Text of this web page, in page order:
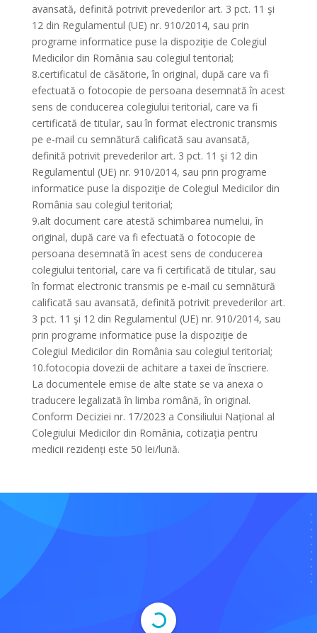
avansată, definită potrivit prevederilor art. 3 pct. 11 şi
12 din Regulamentul (UE) nr. 910/2014, sau prin
programe informatice puse la dispoziţie de Colegiul
Medicilor din România sau colegiul teritorial;
8.certificatul de căsătorie, în original, după care va fi
efectuată o fotocopie de persoana desemnată în acest
sens de conducerea colegiului teritorial, care va fi
certificată de titular, sau în format electronic transmis
pe e-mail cu semnătură calificată sau avansată,
definită potrivit prevederilor art. 3 pct. 11 şi 12 din
Regulamentul (UE) nr. 910/2014, sau prin programe
informatice puse la dispoziţie de Colegiul Medicilor din
România sau colegiul teritorial;
9.alt document care atestă schimbarea numelui, în
original, după care va fi efectuată o fotocopie de
persoana desemnată în acest sens de conducerea
colegiului teritorial, care va fi certificată de titular, sau
în format electronic transmis pe e-mail cu semnătură
calificată sau avansată, definită potrivit prevederilor art.
3 pct. 11 şi 12 din Regulamentul (UE) nr. 910/2014, sau
prin programe informatice puse la dispoziţie de
Colegiul Medicilor din România sau colegiul teritorial;
10.fotocopia dovezii de achitare a taxei de înscriere.
La documentele emise de alte state se va anexa o
traducere legalizată în limba română, în original.
Conform Deciziei nr. 17/2023 a Consiliului Național al
Colegiului Medicilor din România, cotizația pentru
medicii rezidenți este 50 lei/lună.